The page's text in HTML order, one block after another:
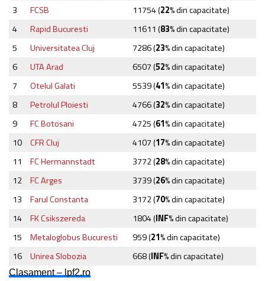
3
FCSB 11754(22% din capacitate)
4
Rapid Bucuresti 11611 (83% din capacitate)
5
Universitatea Cluj 7286(23% din capacitate)
6
UTA Arad 6507(52% din capacitate)
7
Otelul Galati 5539(41% din capacitate)
8
Petrolul Ploiesti 4766(32% din capacitate)
9
FC Botosani 4725(61% din capacitate)
10
CFR Cluj 4107(17% din capacitate)
11
FC Hermannstadt 3772(28% din capacitate)
12
FC Arges 3739(26% din capacitate)
13
Farul Constanta 3172(70% din capacitate)
14
FK Csikszereda 1804(INF% din capacitate)
15
Metaloglobus Bucuresti 959(21% din capacitate)
16
Unirea Slobozia 668(INF% din capacitate)
Clasament – lpf2.ro